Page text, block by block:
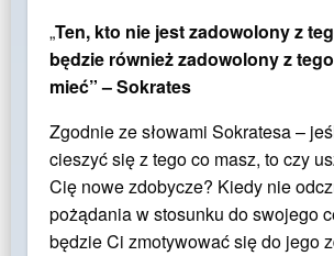
„Ten, kto nie jest zadowolony z
będzie również zadowolony z
mieć” – Sokrates
Zgodnie ze słowami Sokratesa –
cieszyć się z tego co masz, to czy
Cię nowe zdobycze? Kiedy nie
pożądania w stosunku do swojego
będzie Ci zmotywować się do jego